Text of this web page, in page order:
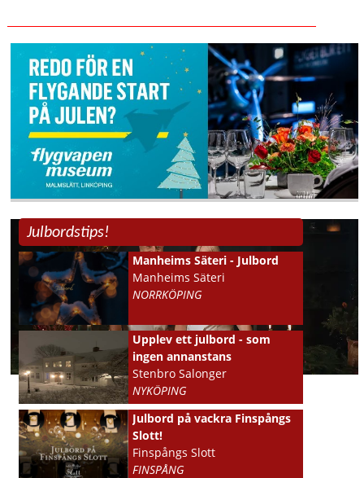
Julbordstips!
Manheims Säteri - Julbord
Manheims Säteri
NORRKÖPING
Upplev ett julbord - som
ingen annanstans
Stenbro Salonger
NYKÖPING
Julbord på vackra Finspångs
Slott!
Finspångs Slott
FINSPÅNG